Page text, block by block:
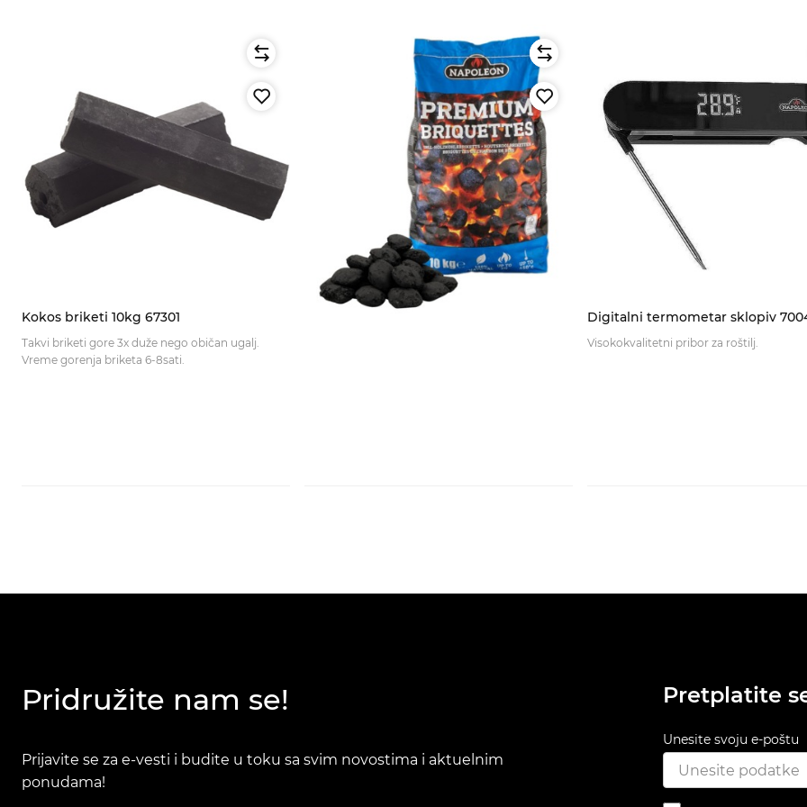
Kokos briketi 10kg 67301
Takvi briketi gore 3x duže nego običan ugalj.
Vreme gorenja briketa 6-8sati.
Digitalni termometar sklopiv
Visokokvalitetni pribor za roštilj.
Pridružite nam se!
Prijavite se za e-vesti i budite u toku sa svim novostima i aktuelnim
ponudama!
Pretplatite
Unesite svoju e-poštu